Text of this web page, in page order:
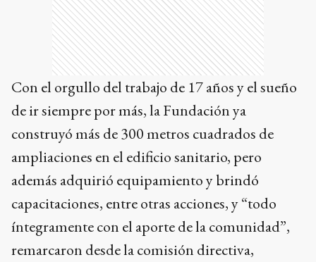
Con el orgullo del trabajo de 17 años y el sueño
de ir siempre por más, la Fundación ya
construyó más de 300 metros cuadrados de
ampliaciones en el edificio sanitario, pero
además adquirió equipamiento y brindó
capacitaciones, entre otras acciones, y “todo
íntegramente con el aporte de la comunidad”,
remarcaron desde la comisión directiva,